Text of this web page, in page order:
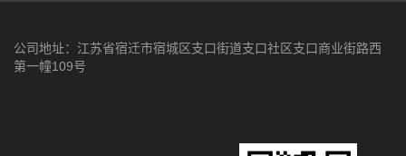
公司地址：江苏省宿迁市宿城区支口街道支口社区支口商业街路西
第一幢109号